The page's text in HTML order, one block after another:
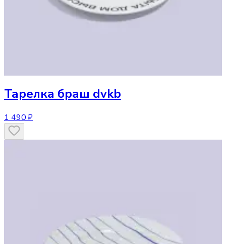
Тарелка браш dvkb
1 490 ₽